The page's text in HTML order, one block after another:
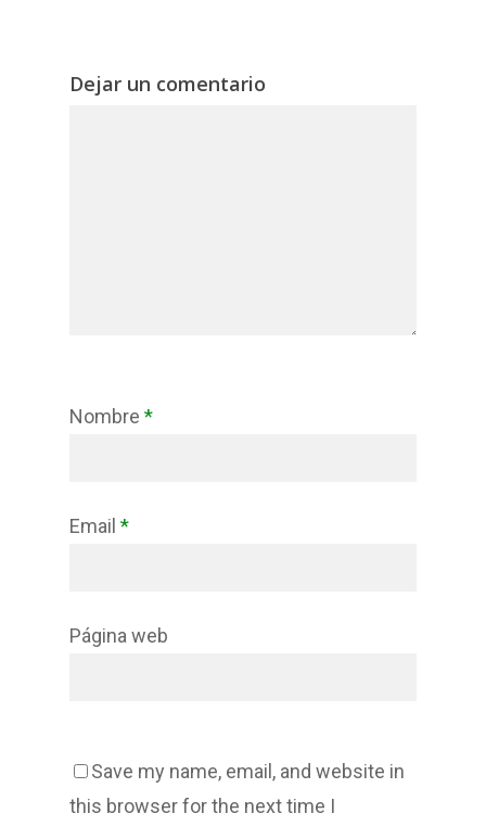
Dejar un comentario
Nombre *
Email *
Página web
Save my name, email, and website in
this browser for the next time I